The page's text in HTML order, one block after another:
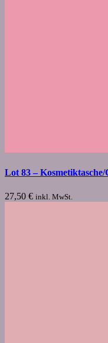
Lot 83 –
27,50 € inkl. MwSt.